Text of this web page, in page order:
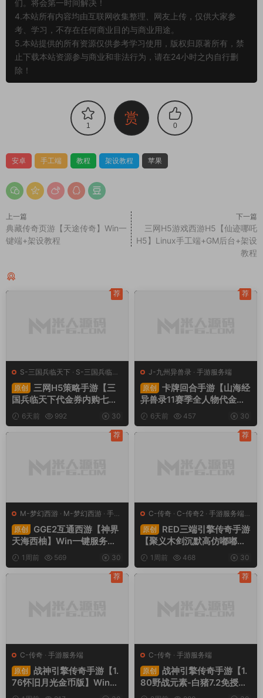
们。将会第一时间解决！
4.本站所有内容均由互联网收集整理、网友上传，仅供大家参
考、学习，不存在任何商业目的与商业用途。
5.本站提供的所有资源仅供参考学习使用，版权归原著所有，禁
止下载本站资源参与商业和非法行为，请在24小时之内自行删
除！
1 赏 0
安卓 手工端 教程 架设教程 苹果
上一篇
典藏传奇页游【天途传奇】Win一
键端+架设教程
下一篇
三网H5游戏西游H5【仙迹哪吒
H5】Linux手工端+GM后台+架设
教程
S-三国兵临天下 · S-三国兵临天
下· 手游服务端·页游服务端
原创
三网H5策略手游【三
国兵临天下代金券内购七合
修复版】Linux手工服务端
+管理后台+GM授权后台
+简易安卓客户端+视频架设
6天前 992 30
荐
J-九州异兽录 · 手游服务端
原创
卡牌回合手游【山海经
异兽录11赛季全人物代金券
内购版】Win一键服务端+授
权GM后台+管理后台+热更
修改工具+安卓+视频架设教
6天前 457 30
荐
M-梦幻西游 · M-梦幻西游 · 手游
服务端 · 端游服务端
原创
GGE2互通西游【神界
天海西柚】Win一键服务端
+安卓苹果PC三端+内置GM
工具+全套源码+视频架设教
1周前 569 30
荐
C-传奇 · C-传奇2 · 手游服务端·
端游服务端
原创
RED三端引擎传奇手游
【聚义木剑沉默高仿嘟嘟沉
默】Win一键服务端+安卓苹
果PC三端+视频架设教程
1周前 468 30
荐
C-传奇 · 手游服务端
原创
战神引擎传奇手游【1.
76怀旧月光金币版】Win一
键服务端+安卓苹果双端+G
荐
C-传奇 · 手游服务端
原创
战神引擎传奇手游【1.
80野战元素-白猪7.2免授
权】Win一键服务端+安卓+
荐